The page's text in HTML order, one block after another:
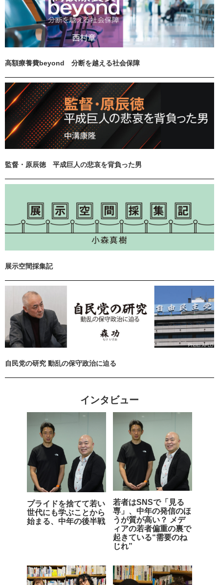
高額療養費beyond 分断を越える社会保障
監督・原辰徳 平成巨人の悲哀を背負った男
展示空間採集記
自民党の研究 動乱の保守政治に迫る
インタビュー
プライドを捨てて若い
世代にも学ぶことから
始まる、中年の後半戦
若者はSNSで「見る
専」、中年の発信のほ
うが質が高い？ メデ
ィアの若者偏重の裏で
起きている“需要のね
じれ”